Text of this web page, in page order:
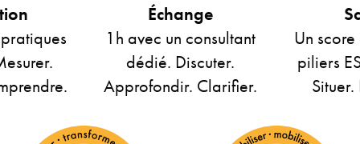
Échange
1h avec un consultant
dédié. Discuter.
Approfondir. Clarifier.
Un
piliers
Situer.